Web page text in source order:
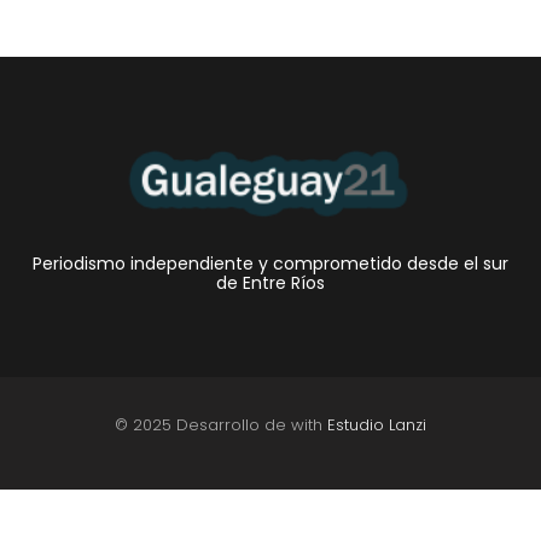
Periodismo independiente y comprometido desde el sur
de Entre Ríos
© 2025 Desarrollo de with Estudio Lanzi